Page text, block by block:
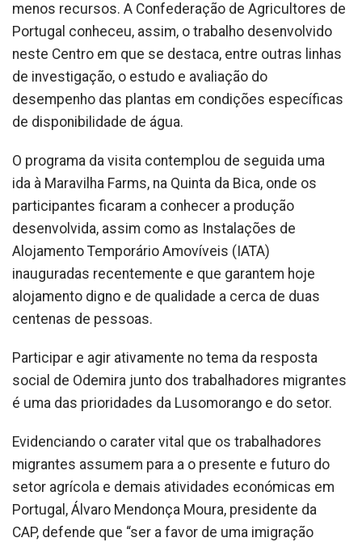
menos recursos. A Confederação de Agricultores de
Portugal conheceu, assim, o trabalho desenvolvido
neste Centro em que se destaca, entre outras linhas
de investigação, o estudo e avaliação do
desempenho das plantas em condições específicas
de disponibilidade de água.
O programa da visita contemplou de seguida uma
ida à Maravilha Farms, na Quinta da Bica, onde os
participantes ficaram a conhecer a produção
desenvolvida, assim como as Instalações de
Alojamento Temporário Amovíveis (IATA)
inauguradas recentemente e que garantem hoje
alojamento digno e de qualidade a cerca de duas
centenas de pessoas.
Participar e agir ativamente no tema da resposta
social de Odemira junto dos trabalhadores migrantes
é uma das prioridades da Lusomorango e do setor.
Evidenciando o carater vital que os trabalhadores
migrantes assumem para a o presente e futuro do
setor agrícola e demais atividades económicas em
Portugal, Álvaro Mendonça Moura, presidente da
CAP, defende que “ser a favor de uma imigração